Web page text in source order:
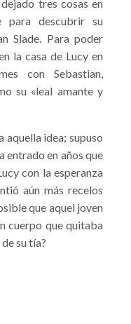
tres cosas en
para descubrir su
Slade. Para poder
la casa de Lucy en
con Sebastian,
su «leal amante y
aquella idea; supuso
entrado en años que
con la esperanza
aún más recelos
que aquel joven
cuerpo que quitaba
su tía?